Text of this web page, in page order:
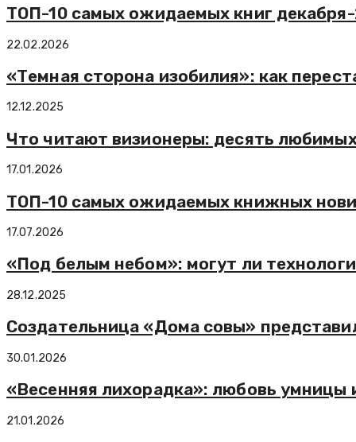
ТОП-10 самых ожидаемых книг
22.02.2026
«Темная сторона изобилия»: как
12.12.2025
Что читают визионеры: десять
17.01.2026
ТОП-10 самых ожидаемых книжных
17.07.2026
«Под белым небом»: могут ли
28.12.2025
Создательница «Дома совы»
30.01.2026
«Весенняя лихорадка»: любовь умницы
21.01.2026